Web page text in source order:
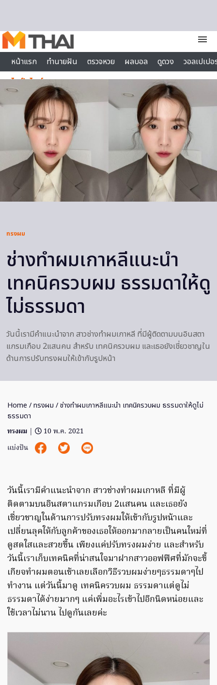
menu
หน้าแรก
ทำนายฝัน ตรวจหวย ผลบอล ดูดวง
วอลเปเป
ไลฟ์สไตล์
ทรงผม
ช่างทำผมเกาหลีแนะนำ
เทคนิครวบผม ธรรมดาให้ดู
ไม่ธรรมดา
วันนี้เรามีคำแนะนำจาก สาวช่างทำผมเกาหลี ที่มีผู้ติดตามบนอินสตา
แกรมเกือบ 2แสนคน สำหรับ เทคนิครวบผม และเธอยังเชี่ยวชาญใน
ด้านการปรับทรงผมให้เข้ากับรูปหน้า
Home /ทรงผม / ช่างทำผมเกาหลีแนะนำ เทคนิครวบผม ธรรมดาให้ดูไม่
ธรรมดา
ทรงผม |
10 พ.ค. 2021
แบ่งปัน
วันนี้เรามีคำแนะนำจาก สาวช่างทำผมเกาหลี ที่มีผู้
ติดตามบนอินสตาแกรมเกือบ 2แสนคน และเธอยัง
เชี่ยวชาญในด้านการปรับทรงผมให้เข้ากับรูปหน้าและ
เปลี่ยนลุคให้กับลูกค้าของเธอให้ออกมากลายเป็นคนใหม่ที่
ดูสดใสและสวยขึ้น เพียงแค่ปรับทรงผมง่าย และสำหรับ
วันนี้เราเก็บเทคนิคที่น่าสนใจมาฝากสาวออฟฟิศที่มักจะขี้
เกียจทำผมตอนเช้าเลยเลือกวิธีรวบผมง่ายๆธรรมดาๆไป
ทำงาน แต่วันนี้มาดู เทคนิครวบผม ธรรมดาแต่ดูไม่
ธรรมดาได้ง่ายมากๆ แค่เพิ่มอะไรเข้าไปอีกนิดหน่อยและ
ใช้เวลาไม่นาน ไปดูกันเลยค่ะ